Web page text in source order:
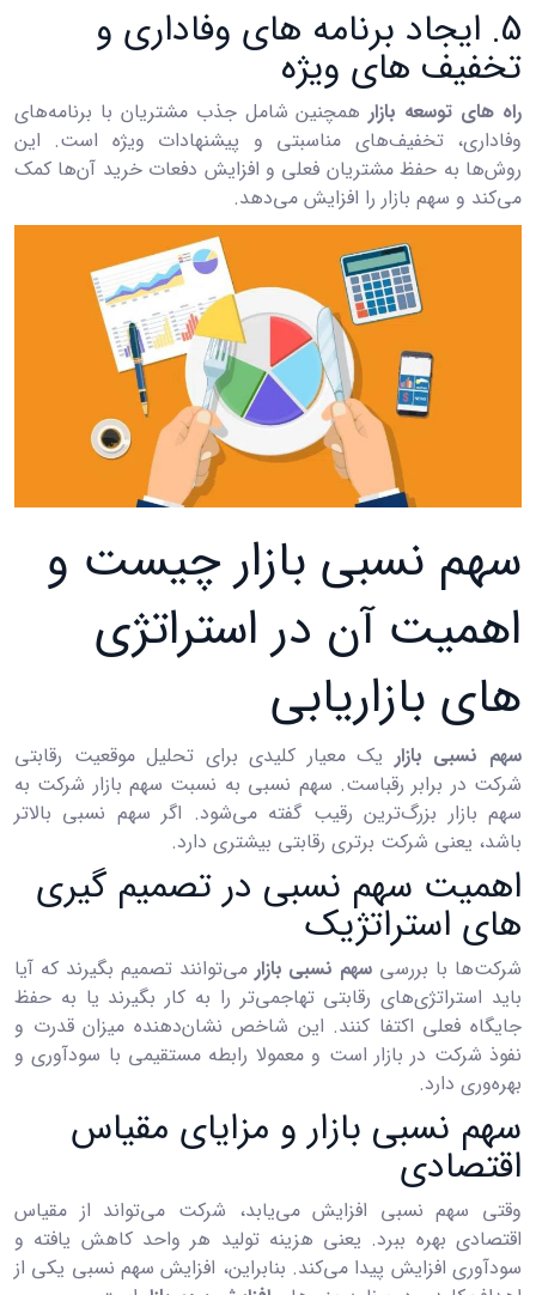
5. ایجاد برنامه ‌های وفاداری و
تخفیف ‌های ویژه
راه های توسعه بازار همچنین شامل جذب مشتریان با برنامه‌های
وفاداری، تخفیف‌های مناسبتی و پیشنهادات ویژه است. این
روش‌ها به حفظ مشتریان فعلی و افزایش دفعات خرید آن‌ها کمک
می‌کند و سهم بازار را افزایش می‌دهد.
سهم نسبی بازار چیست و
اهمیت آن در استراتژی
‌های بازاریابی
سهم نسبی بازار یک معیار کلیدی برای تحلیل موقعیت رقابتی
شرکت در برابر رقباست. سهم نسبی به نسبت سهم بازار شرکت به
سهم بازار بزرگ‌ترین رقیب گفته می‌شود. اگر سهم نسبی بالاتر
باشد، یعنی شرکت برتری رقابتی بیشتری دارد.
اهمیت سهم نسبی در تصمیم ‌گیری
‌های استراتژیک
شرکت‌ها با بررسی سهم نسبی بازار می‌توانند تصمیم بگیرند که آیا
باید استراتژی‌های رقابتی تهاجمی‌تر را به کار بگیرند یا به حفظ
جایگاه فعلی اکتفا کنند. این شاخص نشان‌دهنده میزان قدرت و
نفوذ شرکت در بازار است و معمولا رابطه مستقیمی با سودآوری و
بهره‌وری دارد.
سهم نسبی بازار و مزایای مقیاس
اقتصادی
وقتی سهم نسبی افزایش می‌یابد، شرکت می‌تواند از مقیاس
اقتصادی بهره ببرد. یعنی هزینه تولید هر واحد کاهش یافته و
سودآوری افزایش پیدا می‌کند. بنابراین، افزایش سهم نسبی یکی از